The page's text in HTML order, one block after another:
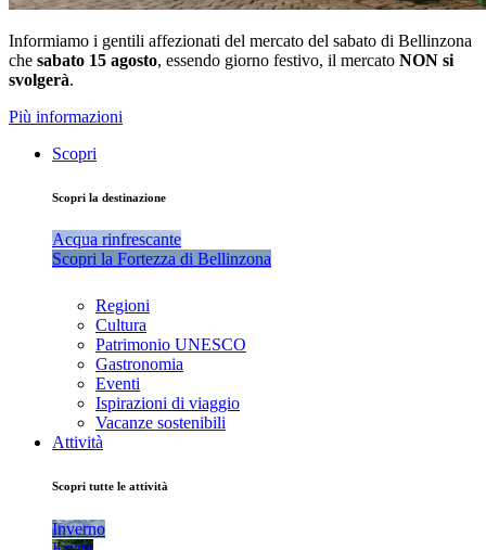
Informiamo i gentili affezionati del mercato del sabato di Bellinzona
che sabato 15 agosto, essendo giorno festivo, il mercato NON si
svolgerà.
Più informazioni
Scopri
Scopri la destinazione
Acqua rinfrescante
Scopri la Fortezza di Bellinzona
Regioni
Cultura
Patrimonio UNESCO
Gastronomia
Eventi
Ispirazioni di viaggio
Vacanze sostenibili
Attività
Scopri tutte le attività
Inverno